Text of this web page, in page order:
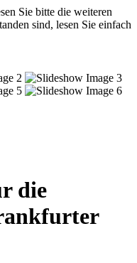
Sie bitte die weiteren
sind, lesen Sie einfach
die